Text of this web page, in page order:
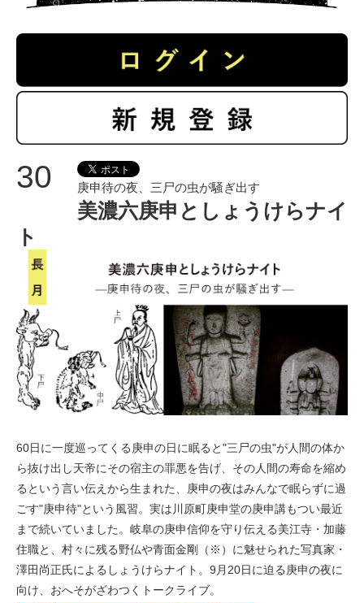
30 庚申待の夜、三尸の虫が騒ぎ出す
美濃六庚申としょうけらナイ
ト
60日に一度巡ってくる庚申の日に眠ると"三尸の虫"が人間の体か
ら抜け出し天帝にその宿主の罪悪を告げ、その人間の寿命を縮め
るという言い伝えから生まれた、庚申の夜はみんなで眠らずに過
ごす"庚申待"という風習。実は川原町庚申堂の庚申講もつい最近
まで続いていました。岐阜の庚申信仰を守り伝える美江寺・加藤
住職と、村々に残る野仏や青面金剛（※）に魅せられた写真家・
澤田尚正氏によるしょうけらナイト。9月20日に迫る庚申の夜に
向け、おへそがざわつくトークライブ。